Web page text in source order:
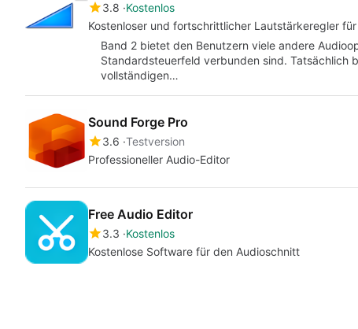
3.8 Kostenlos
Kostenloser und fortschrittlicher Lautstärkeregler
Band 2 bietet den Benutzern viele andere
Standardsteuerfeld verbunden sind. Tatsächlich
vollständigen…
Sound Forge Pro
3.6 Testversion
Professioneller Audio-Editor
Free Audio Editor
3.3 Kostenlos
Kostenlose Software für den Audioschnitt